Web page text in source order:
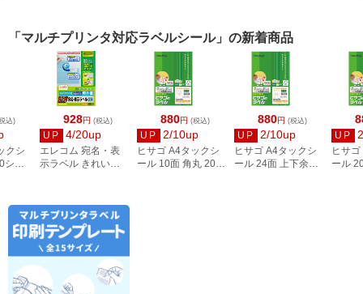
「マルチプリンタ対応ラベルシール」の新着商品
928円 (税込)
UP 4/20up
エレコム 宛名・表
示ラベル きれい貼
880円 (税込)
UP 2/10up
ヒサゴ A4タックシ
ール 10面 角丸 20シ
880円 (税込)
UP 2/10up
ヒサゴ A4タックシ
ール 24面 上下余白
UP
ヒサ
ール
込)
クシ
ー